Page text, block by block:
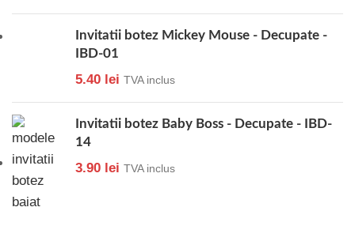
Invitatii botez Mickey Mouse - Decupate -
IBD-01
5.40 lei TVA inclus
Invitatii botez Baby Boss - Decupate - IBD-
14
3.90 lei TVA inclus